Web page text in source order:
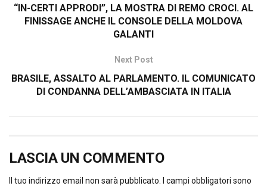
“IN-CERTI APPRODI”, LA MOSTRA DI REMO CROCI. AL
FINISSAGE ANCHE IL CONSOLE DELLA MOLDOVA
GALANTI
Next Post
BRASILE, ASSALTO AL PARLAMENTO. IL COMUNICATO
DI CONDANNA DELL’AMBASCIATA IN ITALIA
LASCIA UN COMMENTO
Il tuo indirizzo email non sarà pubblicato. I campi obbligatori sono